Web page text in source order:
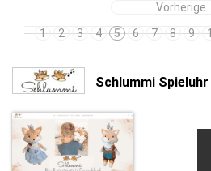
Vorherige
1
2 3 4 5 6 7 8 9
Schlummi Spieluhr